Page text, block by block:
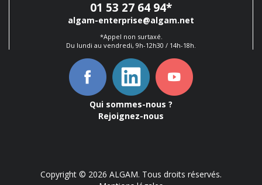
01 53 27 64 94*
algam-enterprise@algam.net
*Appel non surtaxé.
Du lundi au vendredi, 9h-12h30 / 14h-18h.
Qui sommes-nous ?
Rejoignez-nous
Copyright © 2026 ALGAM. Tous droits réservés.